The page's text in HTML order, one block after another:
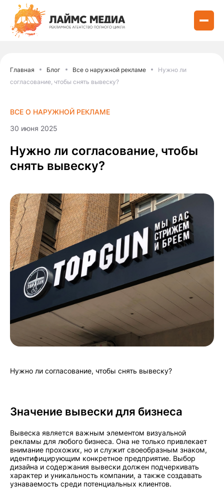
Главная Блог Все о наружной рекламе
Нужно ли
согласование, чтобы снять вывеску?
ВСЕ О НАРУЖНОЙ РЕКЛАМЕ
30 июня 2025
Нужно ли согласование, чтобы
снять вывеску?
Нужно ли согласование, чтобы снять вывеску?
Значение вывески для бизнеса
Вывеска является важным элементом визуальной
рекламы для любого бизнеса. Она не только привлекает
внимание прохожих, но и служит своеобразным знаком,
идентифицирующим конкретное предприятие. Выбор
дизайна и содержания вывески должен подчеркивать
характер и уникальность компании, а также создавать
узнаваемость среди потенциальных клиентов.